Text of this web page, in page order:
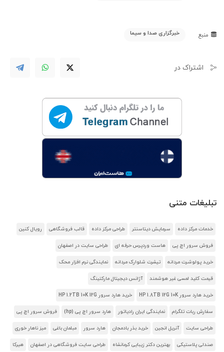
منبع خبرگزاری صدا و سیما
اشتراک در
تبلیغات متنی
خدمات مرکز داده سرمایش دیتاسنتر طراحی مرکز داده قالب فروشگاهی رویال کنین
فروش سرور اچ پی هاست وردپرس حرفه ای طراحی سایت در اصفهان
خرید پولوشرت مردانه تیشرت شلوارک مردانه نمایندگی نرم افزار محک
قیمت کلید لمسی غیر هوشمند آژانس دیجیتال مارکتینگ
خرید هارد سرور HP 1.8TB 12G 10K خرید هارد سرور HP 1.2TB 10K 12G
سفارش ربات تلگرام نمایندگی ایران رادیاتور هارد سرور اچ پی (hp) فروش سرور اچ پی
طراحی سایت آنریل انجین خرید بذر بادمجان هارد سرور مبلمان باغی میز ناهار خوری
صندلی پلاستیکی بهترین دکتر زیبایی کرمانشاه طراحی سایت فروشگاهی در اصفهان هیرکا